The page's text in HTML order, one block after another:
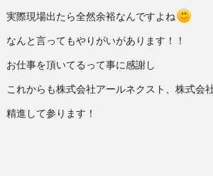
実際現場出たら全然余裕なんですよね
なんと言ってもやりがいがあります！！
お仕事を頂いてるって事に感謝し
これからも株式会社アールネクスト、株式会
精進して参ります！